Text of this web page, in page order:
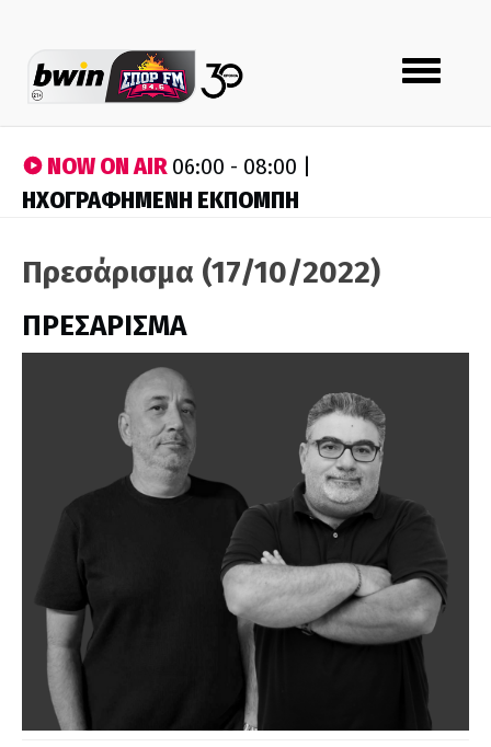
Toggle
navigation
NOW ON AIR06:00 - 08:00 |
ΗΧΟΓΡΑΦΗΜΕΝΗ ΕΚΠΟΜΠΗ
Πρεσάρισμα (17/10/2022)
ΠΡΕΣΑΡΙΣΜΑ